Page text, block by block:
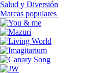
Salud y Diversión
Marcas populares